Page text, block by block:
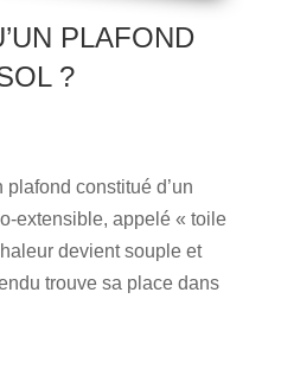
PLAFOND
?
constitué d’un
extensible, appelé « toile
devient souple et
trouve sa place dans